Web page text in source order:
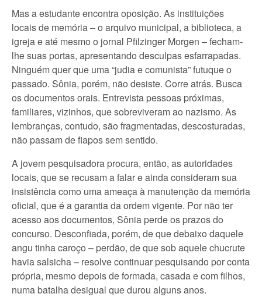
Mas a estudante encontra oposição. As instituições
locais de memória – o arquivo municipal, a biblioteca, a
igreja e até mesmo o jornal Pfilzinger Morgen – fecham-
lhe suas portas, apresentando desculpas esfarrapadas.
Ninguém quer que uma “judia e comunista” futuque o
passado. Sônia, porém, não desiste. Corre atrás. Busca
os documentos orais. Entrevista pessoas próximas,
familiares, vizinhos, que sobreviveram ao nazismo. As
lembranças, contudo, são fragmentadas, descosturadas,
não passam de fiapos sem sentido.
A jovem pesquisadora procura, então, as autoridades
locais, que se recusam a falar e ainda consideram sua
insistência como uma ameaça à manutenção da memória
oficial, que é a garantia da ordem vigente. Por não ter
acesso aos documentos, Sônia perde os prazos do
concurso. Desconfiada, porém, de que debaixo daquele
angu tinha caroço – perdão, de que sob aquele chucrute
havia salsicha – resolve continuar pesquisando por conta
própria, mesmo depois de formada, casada e com filhos,
numa batalha desigual que durou alguns anos.